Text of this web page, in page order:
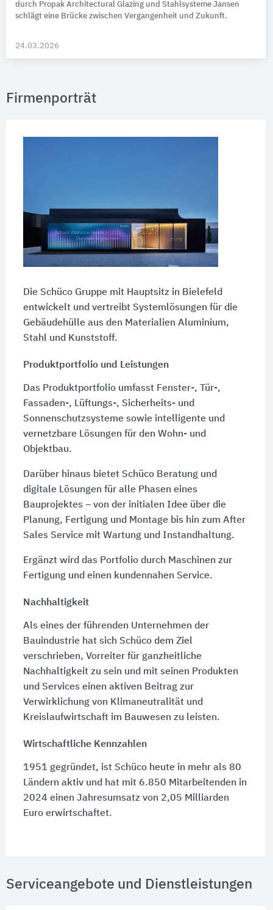
durch Propak Architectural Glazing und Stahlsysteme Jansen
schlägt eine Brücke zwischen Vergangenheit und Zukunft.
24.03.2026
Firmenporträt
Die Schüco Gruppe mit Hauptsitz in Bielefeld
entwickelt und vertreibt Systemlösungen für die
Gebäudehülle aus den Materialien Aluminium,
Stahl und Kunststoff.
Produktportfolio und Leistungen
Das Produktportfolio umfasst Fenster-, Tür-,
Fassaden-, Lüftungs-, Sicherheits- und
Sonnenschutzsysteme sowie intelligente und
vernetzbare Lösungen für den Wohn- und
Objektbau.
Darüber hinaus bietet Schüco Beratung und
digitale Lösungen für alle Phasen eines
Bauprojektes – von der initialen Idee über die
Planung, Fertigung und Montage bis hin zum After
Sales Service mit Wartung und Instandhaltung.
Ergänzt wird das Portfolio durch Maschinen zur
Fertigung und einen kundennahen Service.
Nachhaltigkeit
Als eines der führenden Unternehmen der
Bauindustrie hat sich Schüco dem Ziel
verschrieben, Vorreiter für ganzheitliche
Nachhaltigkeit zu sein und mit seinen Produkten
und Services einen aktiven Beitrag zur
Verwirklichung von Klimaneutralität und
Kreislaufwirtschaft im Bauwesen zu leisten.
Wirtschaftliche Kennzahlen
1951 gegründet, ist Schüco heute in mehr als 80
Ländern aktiv und hat mit 6.850 Mitarbeitenden in
2024 einen Jahresumsatz von 2,05 Milliarden
Euro erwirtschaftet.
Serviceangebote und Dienstleistungen